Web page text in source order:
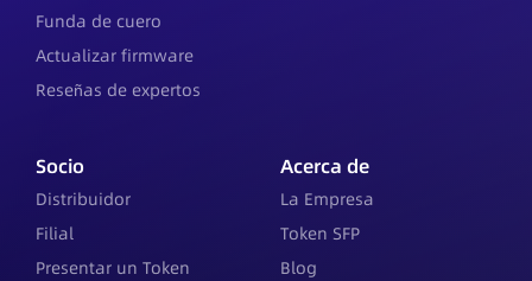
Funda de cuero
Actualizar firmware
Reseñas de expertos
Socio
Distribuidor
Filial
Presentar un Token
Acerca de
La Empresa
Token SFP
Blog